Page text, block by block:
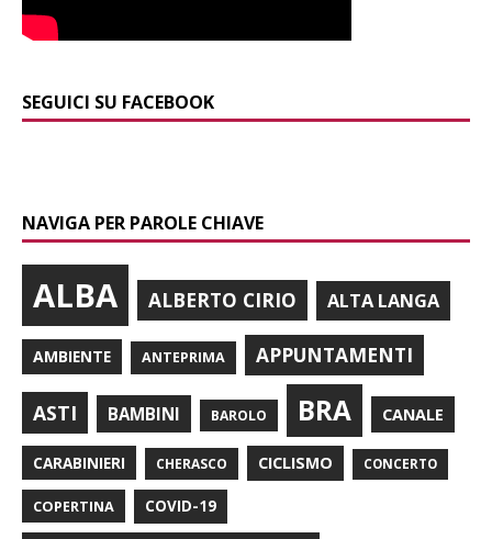
SEGUICI SU FACEBOOK
NAVIGA PER PAROLE CHIAVE
ALBA ALBERTO CIRIO ALTA LANGA
AMBIENTE ANTEPRIMA APPUNTAMENTI
ASTI BAMBINI BAROLO BRA CANALE
CARABINIERI CHERASCO CICLISMO CONCERTO
COPERTINA COVID-19